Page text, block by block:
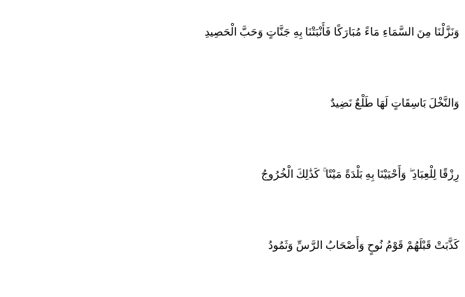
وَنَزَّلْنَا مِنَ السَّمَاءِ مَاءً مُبَارَكًا فَأَنْبَتْنَا بِهِ جَنَّاتٍ وَحَبَّ الْحَصِيدِ
وَالنَّخْلَ بَاسِقَاتٍ لَهَا طَلْعٌ نَضِيدٌ
رِزْقًا لِلْعِبَادِ ۖ وَأَحْيَيْنَا بِهِ بَلْدَةً مَيْتًا ۚ كَذَٰلِكَ الْخُرُوجُ
كَذَّبَتْ قَبْلَهُمْ قَوْمُ نُوحٍ وَأَصْحَابُ الرَّسِّ وَثَمُودُ